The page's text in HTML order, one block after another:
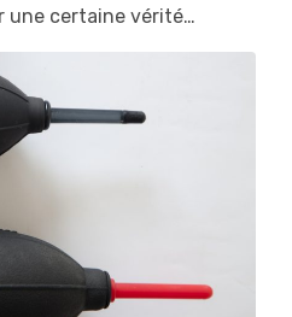
une certaine vérité…